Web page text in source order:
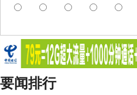
要闻排行